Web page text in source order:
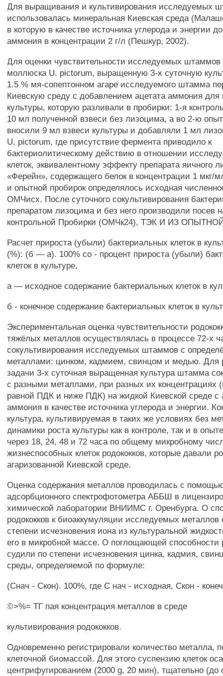
Для выращивания и культивирования исследуемых
использовалась минеральная Киевская среда
в которую в качестве источника углерода и энергии
аммония в концентрации 2 г/л (Пешкур, 2002).
Для оценки чувствительности исследуемых
моллюска U. pictorum, выращенную 3-х суточную
1.5 % мя-сопептонном агаре исследуемого штамма
Киевскую среду с добавлением ацетата аммония для
культуры, которую разливали в пробирки: 1-я
10 мл полученной взвеси без лизоцима, а во 2-ю
вносили 9 мл взвеси культуры и добавляли 1 мл
U. pictorum, где присутствие фермента приводило к
бактериолитическому действию в отношении
клеток, эквивалентному эффекту препарата яичного
«Ферейн», содержащего белок в концентрации 1 мкг/
и опытной пробирок определялось исходная
ОМЧисх. После суточного сокультивирования
препаратом лизоцима и без него производили посев
контрольной Пробирки (ОМЧк24), ТЭК И ИЗ
Расчет прироста (убыли) бактериальных клеток в
(%): (б — а). 100% со - процент прироста (убыли)
клеток в культуре,
а — исходное содержание бактериальных клеток в
б - конечное содержание бактериальных клеток в
Экспериментальная оценка чувствительности
тяжёлых металлов осуществлялась в процессе 72-х
сокультивирования исследуемых штаммов с
металлами: цинком, кадмием, свинцом и медью. Для
задачи 3-х суточная выращенная культура штамма
с разными металлами, при разных их
равной ПДК и ниже ПДК) на жидкой Киевской среде с
аммония в качестве источника углерода и энергии.
культура, культивируемая в таких же условиях без
динамики роста культуры как в контроле, так и в
через 18, 24, 48 и 72 часа по общему микробному
жизнеспособных клеток родококков, которые давали
агаризованной Киевской среде.
Оценка содержания металлов проводилась с
адсорбционного спектрофотометра АББШ в
химической лаборатории ВНИИМС г. Оренбурга. О
родококков к биоаккумуляции исследуемых металлов
степени исчезновения иона из культуральной
его в микробной массе. О поглощающей способности
судили по степени исчезновения цинка, кадмия,
среды, определяемой по формуле:
(Снач - Скон). 100%, где С нач - исходная, Скон -
©>%= ТГ пая концентрация металлов в среде
культивирования родококков.
Одновременно регистрировали количество металла,
клеточной биомассой. Для этого суспензию клеток
центрифугированием (2000 g, 20 мин), тщательно (до